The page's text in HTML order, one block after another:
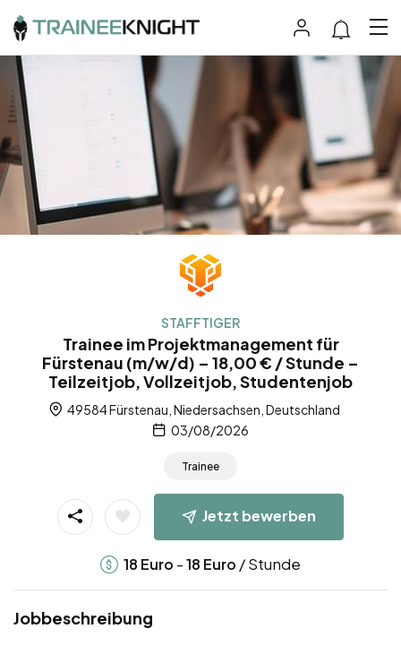
STAFFTIGER
Trainee im Projektmanagement für
Fürstenau (m/w/d) – 18,00 € / Stunde –
Teilzeitjob, Vollzeitjob, Studentenjob
49584 Fürstenau, Niedersachsen, Deutschland
03/08/2026
Trainee
Jetzt bewerben
18 Euro -18 Euro / Stunde
Jobbeschreibung